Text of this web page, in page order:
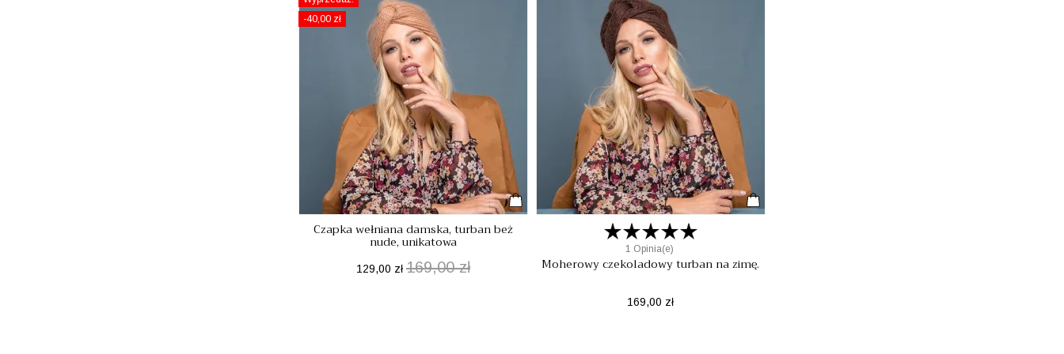
Czapka wełniana damska, turban beż
nude, unikatowa
Cena
129,00 zł Cena
169,00 zł
-40,00 zł
1 Opinia(e)
Moherowy czekoladowy turban na zimę.
Cena
169,00 zł